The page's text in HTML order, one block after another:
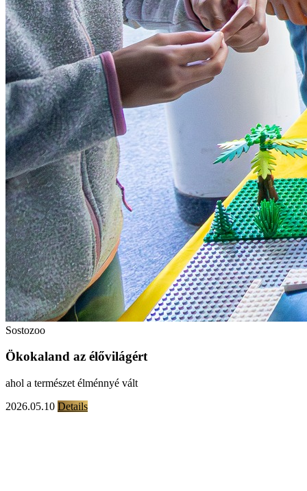
Sostozoo
Ökokaland az élővilágért
ahol a természet élménnyé vált
2026.05.10 Details